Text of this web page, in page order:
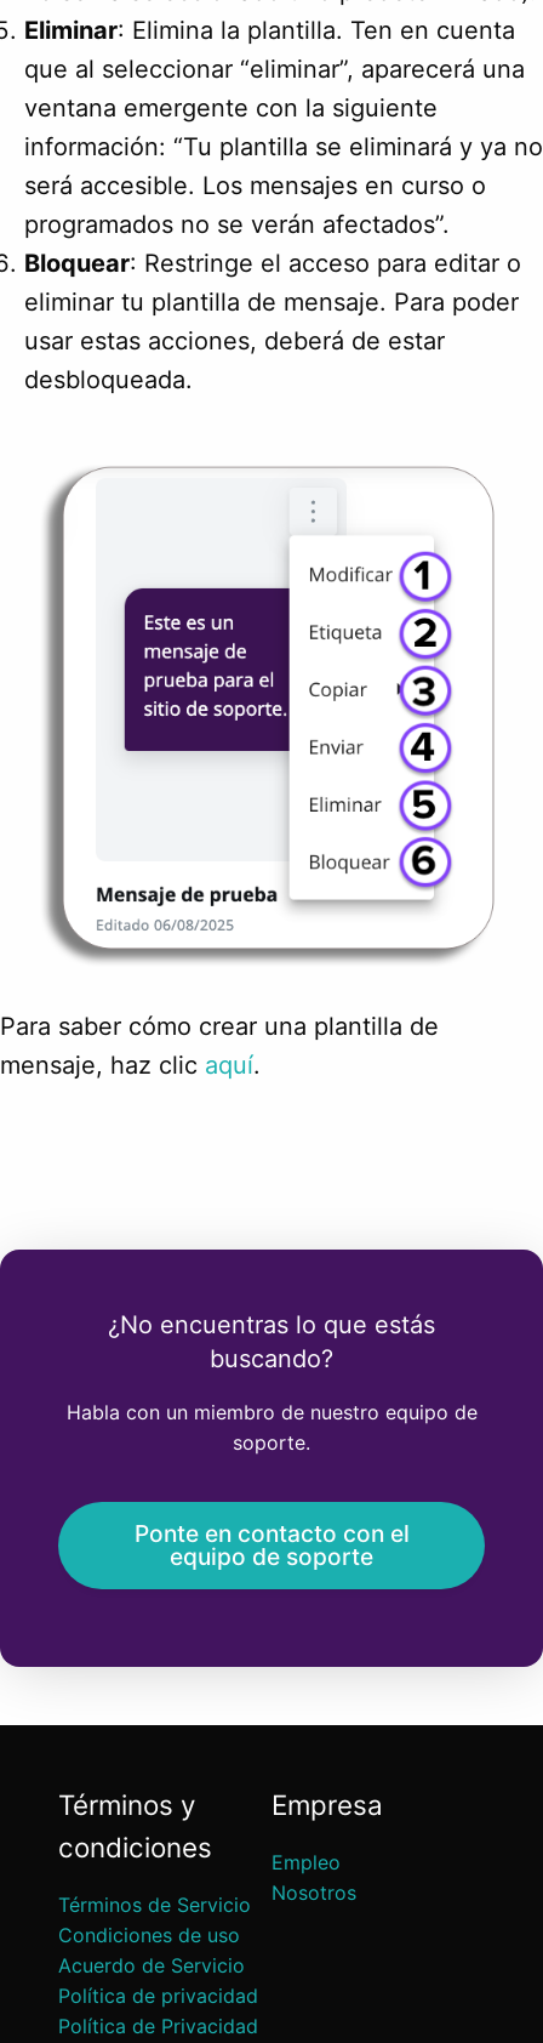
Eliminar: Elimina la plantilla. Ten en cuenta
que al seleccionar “eliminar”, aparecerá una
ventana emergente con la siguiente
información: “Tu plantilla se eliminará y ya no
será accesible. Los mensajes en curso o
programados no se verán afectados”.
Bloquear: Restringe el acceso para editar o
eliminar tu plantilla de mensaje. Para poder
usar estas acciones, deberá de estar
desbloqueada.
Para saber cómo crear una plantilla de
mensaje, haz clic aquí.
¿No encuentras lo que estás
buscando?
Habla con un miembro de nuestro equipo de
soporte.
Ponte en contacto con el
equipo de soporte
Términos y
condiciones
Términos de Servicio
Condiciones de uso
Acuerdo de Servicio
Política de privacidad
Política de Privacidad
Empresa
Empleo
Nosotros